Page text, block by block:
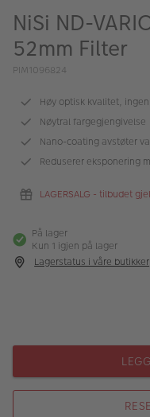
Kampanjer
Merker
Lagersalg
Bildeprodukter
Fotokurs
Butikkoversikt
NiSi ND-
52mm Filter
PIM1096824
Høy optisk kvalitet,
Nøytral fargegjengivelse
Nano-coating avstøter
Reduserer eksponering
LAGERSALG - tilbudet
På lager
Kun 1 igjen på lager
Lagerstatus i våre butikker